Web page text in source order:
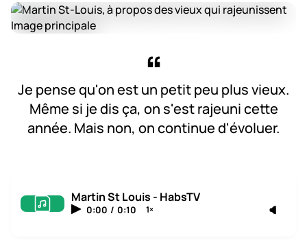
Je pense qu'on est un petit peu plus vieux.
Même si je dis ça, on s'est rajeuni cette
année. Mais non, on continue d'évoluer.
Martin St Louis - HabsTV
0:00 / 0:10 1×